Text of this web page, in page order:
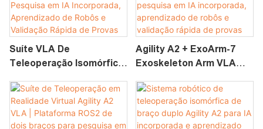
Suíte VLA De
Teleoperação Isomórfica
Robótica De Braço Duplo
Líder-Seguidor Para
Pesquisa Em IA
Agility A2 + ExoArm-7
Exoskeleton Arm VLA
Vestível De Teleoperação
Bimanual Para Pesquisa
Em IA Incorporada,